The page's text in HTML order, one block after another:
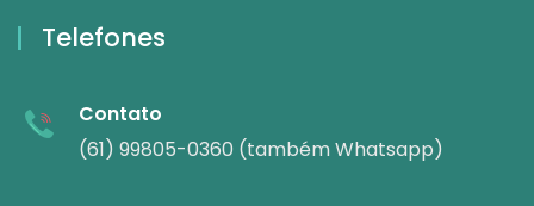
Telefones
Contato
(61) 99805-0360 (também Whatsapp)